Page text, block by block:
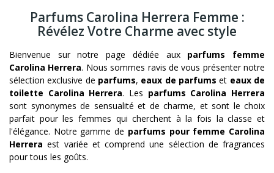
Parfums Carolina Herrera Femme :
Révélez Votre Charme avec style
Bienvenue sur notre page dédiée aux parfums femme
Carolina Herrera. Nous sommes ravis de vous présenter notre
sélection exclusive de parfums, eaux de parfums et eaux de
toilette Carolina Herrera. Les parfums Carolina Herrera
sont synonymes de sensualité et de charme, et sont le choix
parfait pour les femmes qui cherchent à la fois la classe et
l'élégance. Notre gamme de parfums pour femme Carolina
Herrera est variée et comprend une sélection de fragrances
pour tous les goûts.